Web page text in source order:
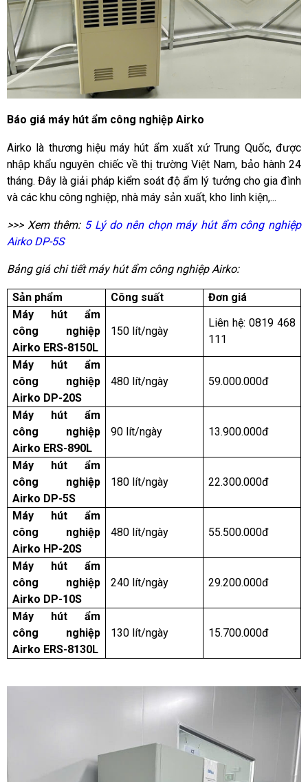
Báo giá máy hút ẩm công nghiệp Airko
Airko là thương hiệu máy hút ẩm xuất xứ Trung Quốc, được
nhập khẩu nguyên chiếc về thị trường Việt Nam, bảo hành 24
tháng. Đây là giải pháp kiểm soát độ ẩm lý tưởng cho gia đình
và các khu công nghiệp, nhà máy sản xuất, kho linh kiện,...
>>> Xem thêm: 5 Lý do nên chọn máy hút ẩm công nghiệp
Airko DP-5S
Bảng giá chi tiết máy hút ẩm công nghiệp Airko:
Sản phẩm Công suất
Đơn giá
Máy hút ẩm
công nghiệp
Airko ERS-8150L
150 lít/ngày
Liên hệ: 0819 468
111
Máy hút ẩm
công nghiệp
Airko DP-20S
480 lít/ngày 59.000.000đ
Máy hút ẩm
công nghiệp
Airko ERS-890L
90 lít/ngày 13.900.000đ
Máy hút ẩm
công nghiệp
Airko DP-5S
180 lít/ngày 22.300.000đ
Máy hút ẩm
công nghiệp
Airko HP-20S
480 lít/ngày 55.500.000đ
Máy hút ẩm
công nghiệp
Airko DP-10S
240 lít/ngày 29.200.000đ
Máy hút ẩm
công nghiệp
Airko ERS-8130L
130 lít/ngày 15.700.000đ